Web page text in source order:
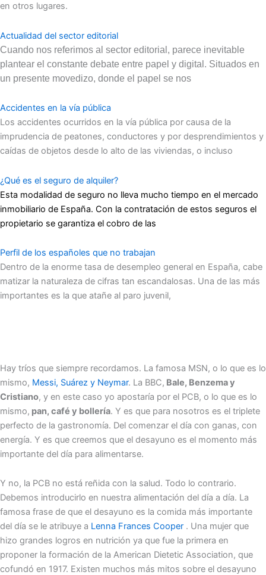
en otros lugares.
Actualidad del sector editorial
Cuando nos referimos al sector editorial, parece inevitable
plantear el constante debate entre papel y digital. Situados en
un presente movedizo, donde el papel se nos
Accidentes en la vía pública
Los accidentes ocurridos en la vía pública por causa de la
imprudencia de peatones, conductores y por desprendimientos y
caídas de objetos desde lo alto de las viviendas, o incluso
¿Qué es el seguro de alquiler?
Esta modalidad de seguro no lleva mucho tiempo en el mercado
inmobiliario de España. Con la contratación de estos seguros el
propietario se garantiza el cobro de las
Perfil de los españoles que no trabajan
Dentro de la enorme tasa de desempleo general en España, cabe
matizar la naturaleza de cifras tan escandalosas. Una de las más
importantes es la que atañe al paro juvenil,
Hay tríos que siempre recordamos. La famosa MSN, o lo que es lo
mismo, Messi, Suárez y Neymar. La BBC, Bale, Benzema y
Cristiano, y en este caso yo apostaría por el PCB, o lo que es lo
mismo, pan, café y bollería. Y es que para nosotros es el triplete
perfecto de la gastronomía. Del comenzar el día con ganas, con
energía. Y es que creemos que el desayuno es el momento más
importante del día para alimentarse.
Y no, la PCB no está reñida con la salud. Todo lo contrario.
Debemos introducirlo en nuestra alimentación del día a día. La
famosa frase de que el desayuno es la comida más importante
del día se le atribuye a Lenna Frances Cooper . Una mujer que
hizo grandes logros en nutrición ya que fue la primera en
proponer la formación de la American Dietetic Association, que
cofundó en 1917. Existen muchos más mitos sobre el desayuno